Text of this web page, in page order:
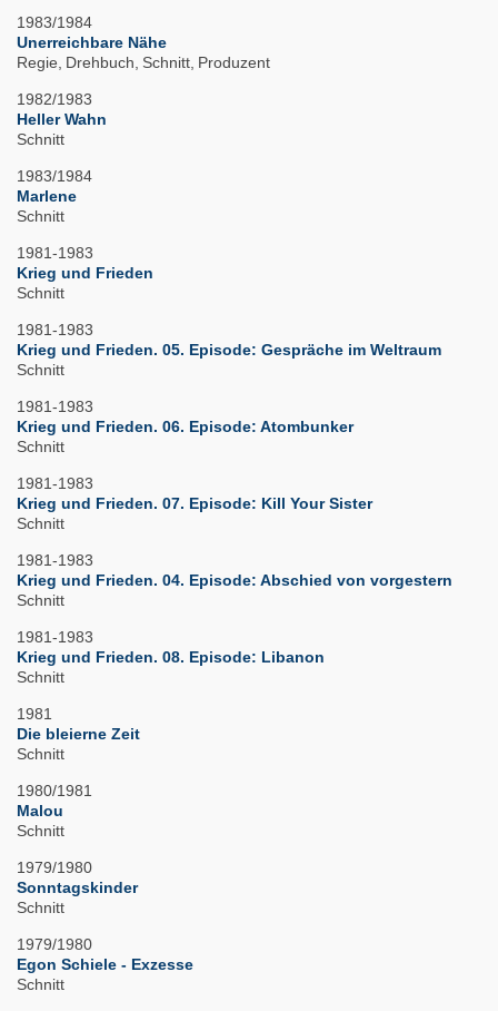
1983/1984
Unerreichbare Nähe
Regie Drehbuch Schnitt Produzent
1982/1983
Heller Wahn
Schnitt
1983/1984
Marlene
Schnitt
1981-1983
Krieg und Frieden
Schnitt
1981-1983
Krieg und Frieden. 05. Episode: Gespräche im Weltraum
Schnitt
1981-1983
Krieg und Frieden. 06. Episode: Atombunker
Schnitt
1981-1983
Krieg und Frieden. 07. Episode: Kill Your Sister
Schnitt
1981-1983
Krieg und Frieden. 04. Episode: Abschied von vorgestern
Schnitt
1981-1983
Krieg und Frieden. 08. Episode: Libanon
Schnitt
1981
Die bleierne Zeit
Schnitt
1980/1981
Malou
Schnitt
1979/1980
Sonntagskinder
Schnitt
1979/1980
Egon Schiele - Exzesse
Schnitt